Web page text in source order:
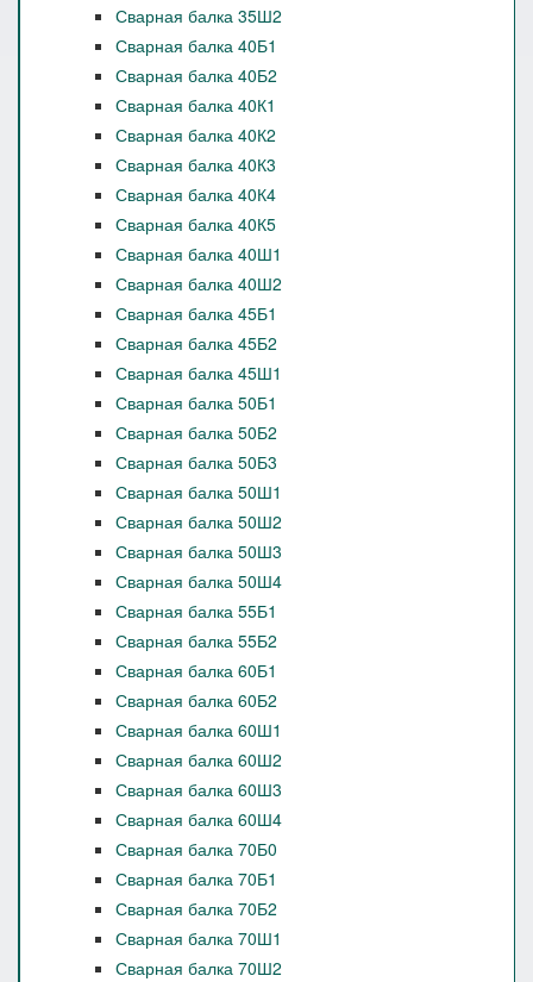
Сварная балка 35Ш2
Сварная балка 40Б1
Сварная балка 40Б2
Сварная балка 40К1
Сварная балка 40К2
Сварная балка 40К3
Сварная балка 40К4
Сварная балка 40К5
Сварная балка 40Ш1
Сварная балка 40Ш2
Сварная балка 45Б1
Сварная балка 45Б2
Сварная балка 45Ш1
Сварная балка 50Б1
Сварная балка 50Б2
Сварная балка 50Б3
Сварная балка 50Ш1
Сварная балка 50Ш2
Сварная балка 50Ш3
Сварная балка 50Ш4
Сварная балка 55Б1
Сварная балка 55Б2
Сварная балка 60Б1
Сварная балка 60Б2
Сварная балка 60Ш1
Сварная балка 60Ш2
Сварная балка 60Ш3
Сварная балка 60Ш4
Сварная балка 70Б0
Сварная балка 70Б1
Сварная балка 70Б2
Сварная балка 70Ш1
Сварная балка 70Ш2